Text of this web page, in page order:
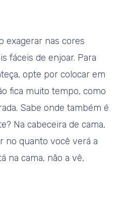
exagerar nas cores
fáceis de enjoar. Para
opte por colocar em
fica muito tempo, como
Sabe onde também é
Na cabeceira de cama,
no quanto você verá a
na cama, não a vê,